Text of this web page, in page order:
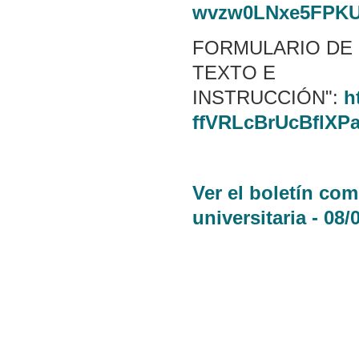
FORMULARIO
TEXTO E
INSTRUCCIÓN":
Ver el boletín
universitaria - 08/